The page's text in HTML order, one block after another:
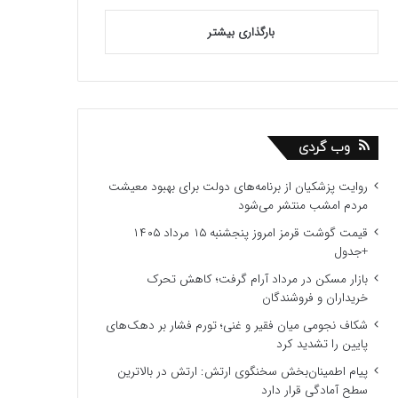
بارگذاری بیشتر
وب گردی
روایت پزشکیان از برنامه‌های دولت برای بهبود معیشت
مردم امشب منتشر می‌شود
قیمت گوشت قرمز امروز پنجشنبه ۱۵ مرداد ۱۴۰۵
+جدول
بازار مسکن در مرداد آرام گرفت؛ کاهش تحرک
خریداران و فروشندگان
شکاف نجومی میان فقیر و غنی؛ تورم فشار بر دهک‌های
پایین را تشدید کرد
پیام اطمینان‌بخش سخنگوی ارتش: ارتش در بالاترین
سطح آمادگی قرار دارد